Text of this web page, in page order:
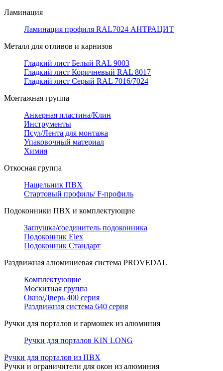
Ламинация
Ламинация профиля RAL7024 АНТРАЦИТ
Металл для отливов и карнизов
Гладкий лист Белый RAL 9003
Гладкий лист Коричневый RAL 8017
Гладкий лист Серый RAL 7016/7024
Монтажная группа
Анкерная пластина/Клин
Инструменты
Псул/Лента для монтажа
Упаковочный материал
Химия
Откосная группа
Нащельник ПВХ
Стартовый профиль/ F-профиль
Подоконники ПВХ и комплектующие
Заглушка/соединитель подоконника
Подоконник Elex
Подоконник Стандарт
Раздвижная алюминиевая система PROVEDAL
Комплектующие
Москитная группа
Окно/Дверь 400 серия
Раздвижная система 640 серия
Ручки для порталов и гармошек из алюминия
Ручки для порталов KIN LONG
Ручки для порталов из ПВХ
Ручки и ограничители для окон из алюминия